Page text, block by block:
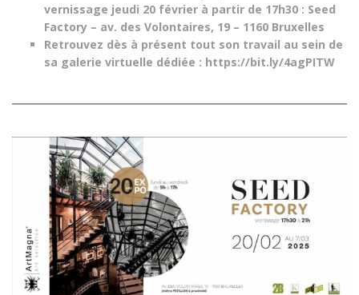
vernissage jeudi 20 février à partir de 17h30 : Seed
Factory – av. des Volontaires, 19 – 1160 Bruxelles
Retrouvez dès à présent tout son travail au sein de
sa galerie virtuelle dédiée : https://bit.ly/4agPITW